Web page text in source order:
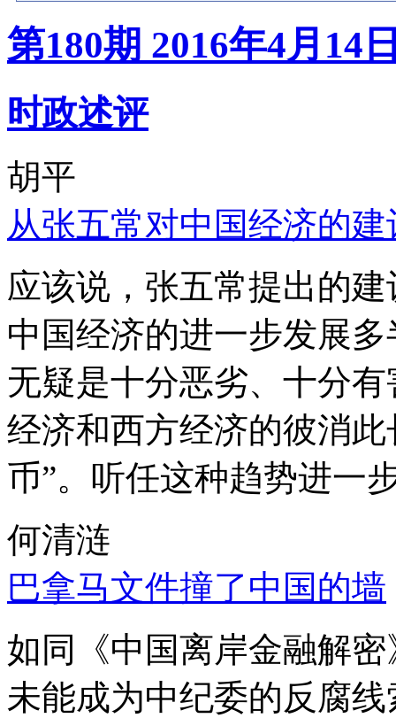
第180期 2016年4月14
时政述评
胡平
从张五常对中国经济的
应该说，张五常提出的
中国经济的进一步发展
无疑是十分恶劣、十分
经济和西方经济的彼消
币”。听任这种趋势进一
何清涟
巴拿马文件撞了中国的墙
如同《中国离岸金融解
未能成为中纪委的反腐